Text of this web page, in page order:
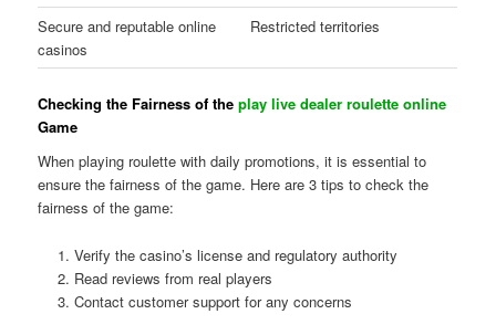
Secure and reputable online
casinos
Restricted territories
Checking the Fairness of theplay live dealer roulette online
Game
When playing roulette with daily promotions, it is essential to
ensure the fairness of the game. Here are 3 tips to check the
fairness of the game:
Verify the casino’s license and regulatory authority
Read reviews from real players
Contact customer support for any concerns